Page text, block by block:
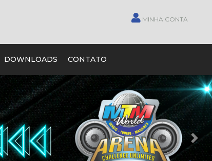
MINHA CONTA
DOWNLOADS CONTATO